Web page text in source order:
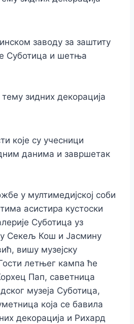
заводу за заштиту
Суботица и шетња
зидних декорација
које су учесници
данима и завршетак
у мултимедијској соби
асистира кустоски
Суботица уз
Секељ Кош и Јасмину
вишу музејску
летњег кампа ће
Пап, саветница
музеја Суботица,
која се бавила
декорација и Рихард